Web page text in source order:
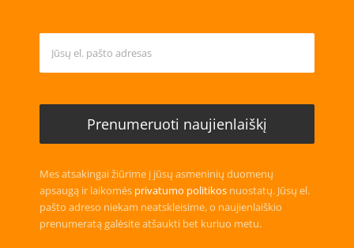
Mes atsakingai žiūrime į jūsų asmeninių duomenų
apsaugą ir laikomės privatumo politikos nuostatų. Jūsų el.
pašto adreso niekam neatskleisime, o naujienlaiškio
prenumeratą galėsite atšaukti bet kuriuo metu.